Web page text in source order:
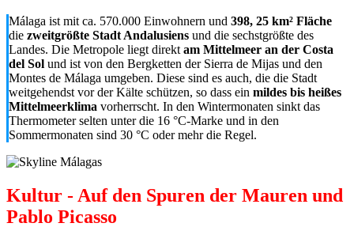
Málaga ist mit ca. 570.000 Einwohnern und 398, 25 km² Fläche
die zweitgrößte Stadt Andalusiens und die sechstgrößte des
Landes. Die Metropole liegt direkt am Mittelmeer an der Costa
del Sol und ist von den Bergketten der Sierra de Mijas und den
Montes de Málaga umgeben. Diese sind es auch, die die Stadt
weitgehendst vor der Kälte schützen, so dass ein mildes bis heißes
Mittelmeerklima vorherrscht. In den Wintermonaten sinkt das
Thermometer selten unter die 16 °C-Marke und in den
Sommermonaten sind 30 °C oder mehr die Regel.
Kultur - Auf den Spuren der Mauren und
Pablo Picasso